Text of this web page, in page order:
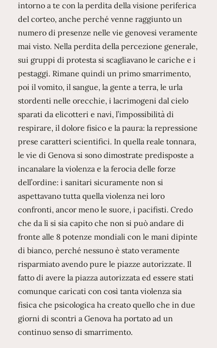
intorno a te con la perdita della visione periferica
del corteo, anche perché venne raggiunto un
numero di presenze nelle vie genovesi veramente
mai visto. Nella perdita della percezione generale,
sui gruppi di protesta si scagliavano le cariche e i
pestaggi. Rimane quindi un primo smarrimento,
poi il vomito, il sangue, la gente a terra, le urla
stordenti nelle orecchie, i lacrimogeni dal cielo
sparati da elicotteri e navi, l’impossibilità di
respirare, il dolore fisico e la paura: la repressione
prese caratteri scientifici. In quella reale tonnara,
le vie di Genova si sono dimostrate predisposte a
incanalare la violenza e la ferocia delle forze
dell’ordine: i sanitari sicuramente non si
aspettavano tutta quella violenza nei loro
confronti, ancor meno le suore, i pacifisti. Credo
che da lì si sia capito che non si può andare di
fronte alle 8 potenze mondiali con le mani dipinte
di bianco, perché nessuno è stato veramente
risparmiato avendo pure le piazze autorizzate. Il
fatto di avere la piazza autorizzata ed essere stati
comunque caricati con così tanta violenza sia
fisica che psicologica ha creato quello che in due
giorni di scontri a Genova ha portato ad un
continuo senso di smarrimento.